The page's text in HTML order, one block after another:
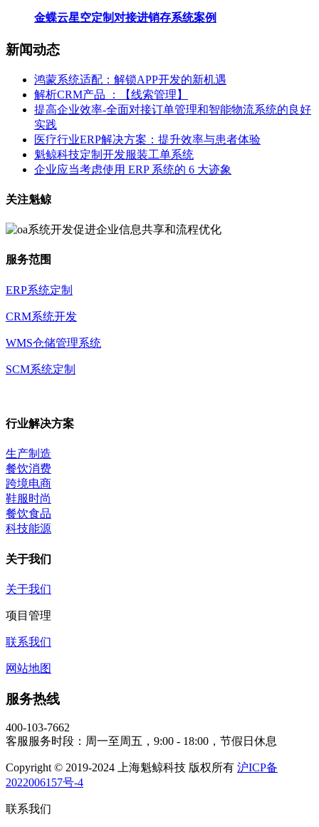
金蝶云星空定制对接进销存系统案例
新闻动态
鸿蒙系统适配：解锁APP开发的新机遇
解析CRM产品 ：【线索管理】
提高企业效率-全面对接订单管理和智能物流系统的良好
实践
医疗行业ERP解决方案：提升效率与患者体验
魁鲸科技定制开发服装工单系统
企业应当考虑使用 ERP 系统的 6 大迹象
关注魁鲸
服务范围
ERP系统定制
CRM系统开发
WMS仓储管理系统
SCM系统定制
行业解决方案
生产制造
餐饮消费
跨境电商
鞋服时尚
餐饮食品
科技能源
关于我们
关于我们
项目管理
联系我们
网站地图
服务热线
400-103-7662
客服服务时段：周一至周五，9:00 - 18:00，节假日休息
Copyright © 2019-2024 上海魁鲸科技 版权所有 沪ICP备
2022006157号-4
联系我们